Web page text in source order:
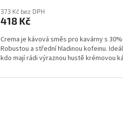
373 Kč bez DPH
418 Kč
Crema je kávová směs pro kavárny s
Robustou a střední hladinou kofeinu.
kdo mají rádi výraznou hustě krémovou